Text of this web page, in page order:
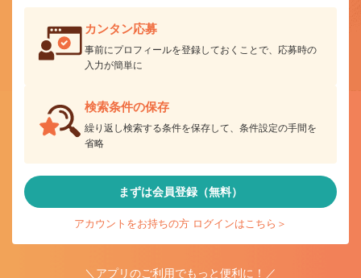
カンタン応募
事前にプロフィールを登録しておくことで、応募時の
入力が簡単に
検索条件の保存
繰り返し検索する条件を保存して、条件設定の手間を
省略
まずは会員登録（無料）
アカウントをお持ちの方 ログインはこちら＞
＼アプリのご利用でもっと便利に！／